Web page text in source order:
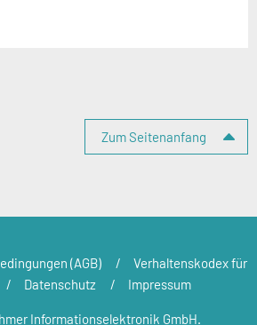
Zum Seitenanfang
(AGB)
Verhaltenskodex für
Datenschutz Impressum
Informationselektronik GmbH.